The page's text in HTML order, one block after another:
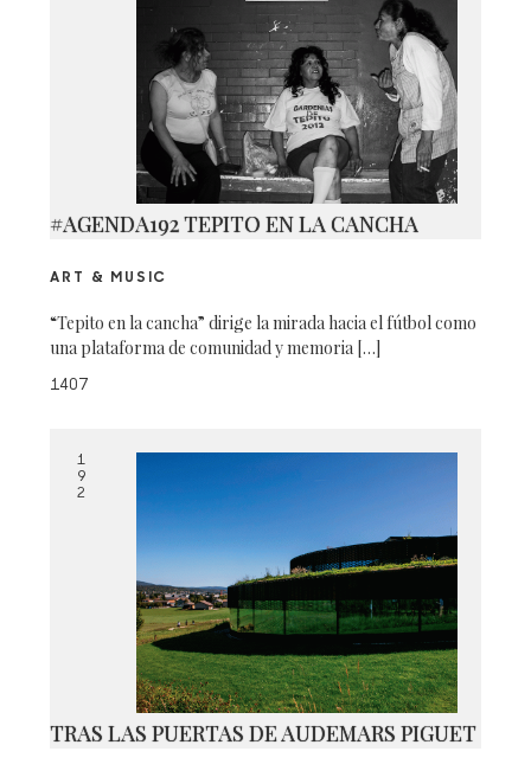
#AGENDA192 TEPITO EN LA CANCHA
ART & MUSIC
“Tepito en la cancha” dirige la mirada hacia el fútbol como
una plataforma de comunidad y memoria […]
1407
1
9
2
TRAS LAS PUERTAS DE AUDEMARS PIGUET